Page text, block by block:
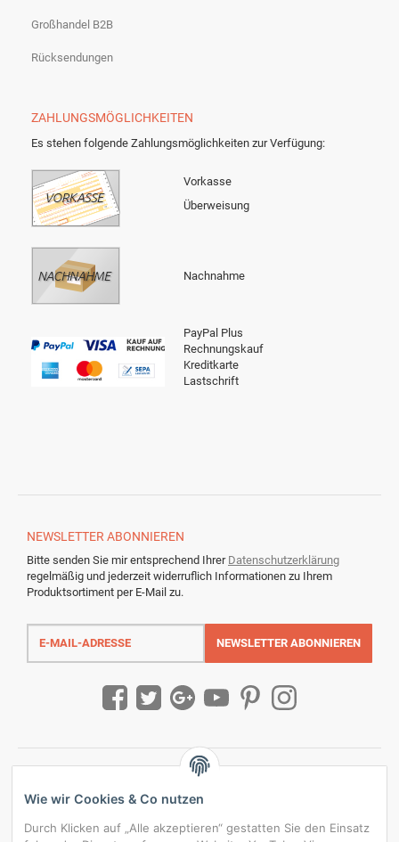
Großhandel B2B
Rücksendungen
ZAHLUNGSMÖGLICHKEITEN
Es stehen folgende Zahlungsmöglichkeiten zur Verfügung:
Vorkasse
Überweisung
Nachnahme
PayPal Plus
Rechnungskauf
Kreditkarte
Lastschrift
NEWSLETTER ABONNIEREN
Bitte senden Sie mir entsprechend Ihrer Datenschutzerklärung
regelmäßig und jederzeit widerruflich Informationen zu Ihrem
Produktsortiment per E-Mail zu.
E-
Mail-
NEWSLETTER ABONNIEREN
Wie wir Cookies & Co nutzen
Durch Klicken auf „Alle akzeptieren“ gestatten Sie den Einsatz